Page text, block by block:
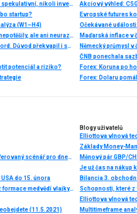
Praktické okénko: Bitcoin aktuálně jako spekulativní, nikoli investiční aktivum
startup?
(W1–H4)
Akciová analýza: Výsledky McDonald’s nepotěšily, ale ani neurazily. Jakou vizi společnost prezentovala?
Akcie Microsoftu zlomily 26 let starý rekord. Důvod překvapil i samotné investory
potenciál a riziko?
Evropské futures
Maďarská inflace v
Německý průmysl
Forex: Koruna po
Forex: Dolaru
EURUSD - Denní a intradenní výhled: Preferovaný scénář pro dnešní den očekává posílení eura
do 15. února
Analýza zlata na 17. února 2023 – průraz formace medvědí vlajky a potenciál dalšího poklesu
(11.5.2021)
Blogy uživatelů
Základy Money-
Měnový pár GBP/
Je už čas na nákup
Bilancia 3.
Schopnosti, které z
Multitimeframe